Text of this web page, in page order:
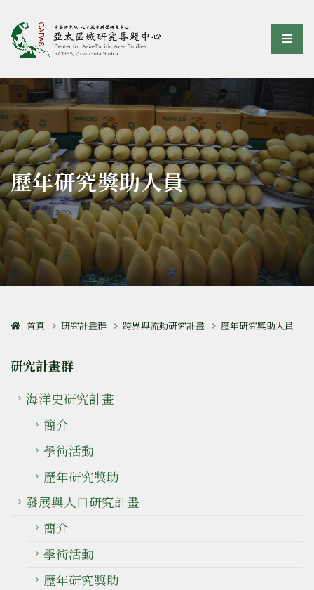
亞太區域研究專題中心選
:::
歷年研究獎助人員
首頁 研究計畫群 跨界與流動研究計畫 歷年研究獎助人員
研究計畫群
海洋史研究計畫
簡介
學術活動
歷年研究獎助
發展與人口研究計畫
簡介
學術活動
歷年研究獎助